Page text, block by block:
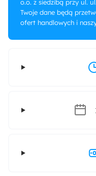
o.o. z siedzibą przy ul.
Twoje dane będą
ofert handlowych i